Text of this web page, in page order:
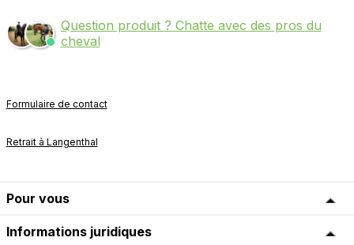
Question produit ? Chatte avec des pros du
cheval
Formulaire de contact
Retrait à Langenthal
Pour vous
Informations juridiques